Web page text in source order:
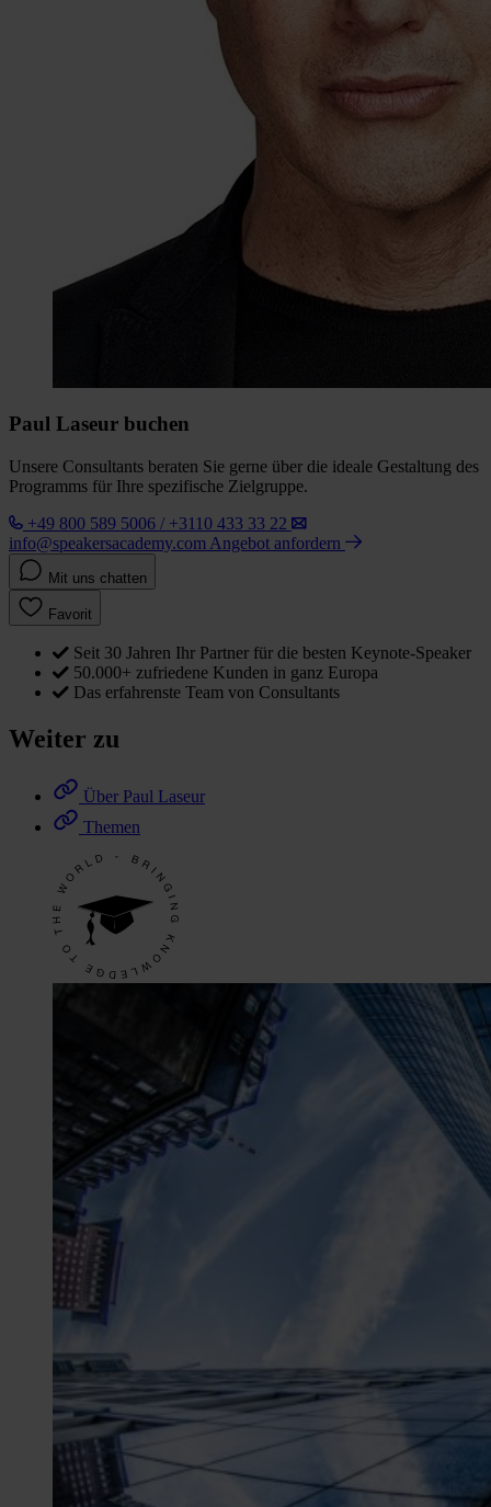
Paul Laseur buchen
Unsere Consultants beraten Sie gerne über die ideale Gestaltung des
Programms für Ihre spezifische Zielgruppe.
+49 800 589 5006 / +3110 433 33 22
info@speakersacademy.com Angebot anfordern
Mit uns chatten
Favorit
Seit 30 Jahren Ihr Partner für die besten Keynote-Speaker
50.000+ zufriedene Kunden in ganz Europa
Das erfahrenste Team von Consultants
Weiter zu
Über Paul Laseur
Themen